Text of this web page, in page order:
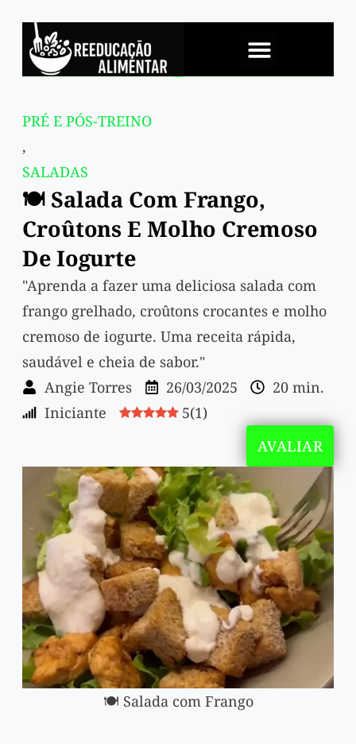
PRÉ E PÓS-TREINO
,
SALADAS
🍽️ Salada Com Frango,
Croûtons E Molho Cremoso
De Iogurte
"Aprenda a fazer uma deliciosa salada com
frango grelhado, croûtons crocantes e molho
cremoso de iogurte. Uma receita rápida,
saudável e cheia de sabor."
Angie Torres
26/03/2025
20 min.
Iniciante
5(1)
AVALIAR
🍽️ Salada com Frango